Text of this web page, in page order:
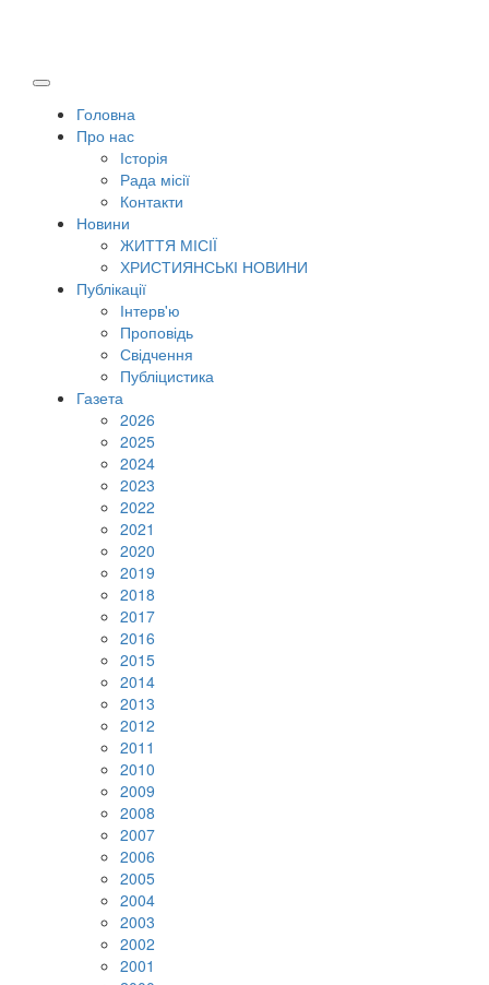
Головна
Про нас
Історія
Рада місії
Контакти
Новини
ЖИТТЯ МІСІЇ
ХРИСТИЯНСЬКІ НОВИНИ
Публікації
Інтерв'ю
Проповідь
Свідчення
Публіцистика
Газета
2026
2025
2024
2023
2022
2021
2020
2019
2018
2017
2016
2015
2014
2013
2012
2011
2010
2009
2008
2007
2006
2005
2004
2003
2002
2001